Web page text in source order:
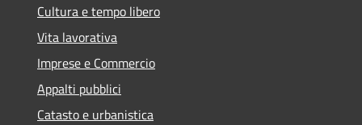
Cultura e tempo libero
Vita lavorativa
Imprese e Commercio
Appalti pubblici
Catasto e urbanistica